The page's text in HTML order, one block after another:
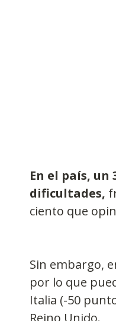
En el país, un
dificultades,
ciento que
Sin embargo,
por lo que
Italia (-50
Reino Unido.